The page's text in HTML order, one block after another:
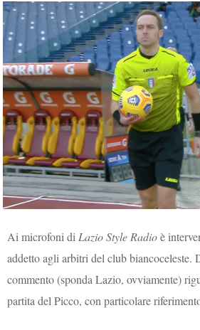
Ai microfoni di Lazio Style Radioè
addetto agli arbitri del club biancoceleste.
commento (sponda Lazio, ovviamente)
partita del Picco, con particolare